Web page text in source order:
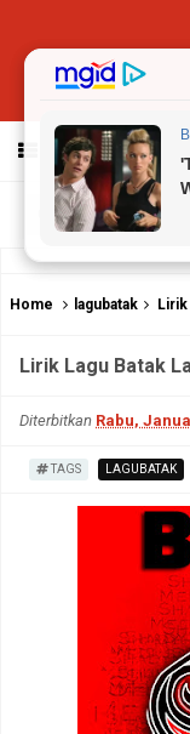
MENU
Home lagubatak
Lirik Lagu Batak
Diterbitkan Rabu,
TAGS LAGUBATAK